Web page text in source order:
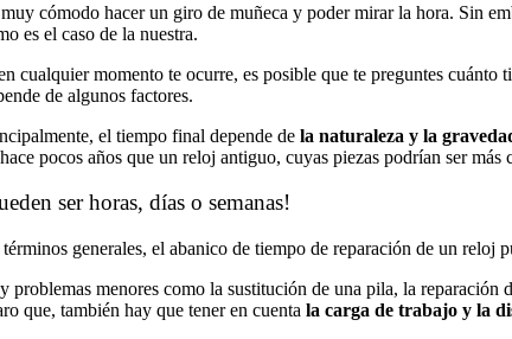
cómodo hacer un giro de muñeca y poder mirar la hora. Sin
es el caso de la nuestra.
cualquier momento te ocurre, es posible que te preguntes
de algunos factores.
el tiempo final depende de la naturaleza y la
pocos años que un reloj antiguo, cuyas piezas podrían ser
ser horas, días o semanas!
generales, el abanico de tiempo de reparación de un reloj
problemas menores como la sustitución de una pila, la
que, también hay que tener en cuenta la carga de trabajo y la